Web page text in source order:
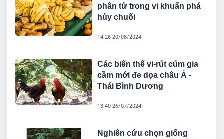
phân tử trong vi khuẩn phá
hủy chuối
14:26 20/08/2024
Các biến thể vi-rút cúm gia
cầm mới đe dọa châu Á -
Thái Bình Dương
13:40 26/07/2024
Nghiên cứu chọn giống